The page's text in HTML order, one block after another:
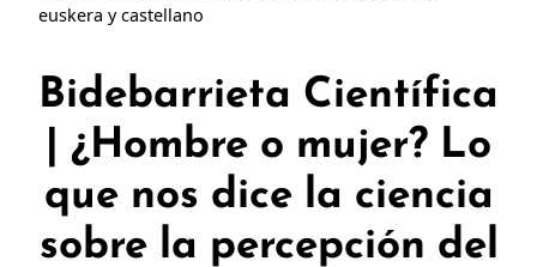
euskera y castellano
Bidebarrieta Científica
| ¿Hombre o mujer? Lo
que nos dice la ciencia
sobre la percepción del